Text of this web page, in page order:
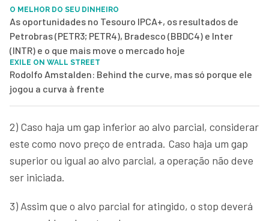
O MELHOR DO SEU DINHEIRO
As oportunidades no Tesouro IPCA+, os resultados de
Petrobras (PETR3; PETR4), Bradesco (BBDC4) e Inter
(INTR) e o que mais move o mercado hoje
EXILE ON WALL STREET
Rodolfo Amstalden: Behind the curve, mas só porque ele
jogou a curva à frente
2) Caso haja um gap inferior ao alvo parcial, considerar
este como novo preço de entrada. Caso haja um gap
superior ou igual ao alvo parcial, a operação não deve
ser iniciada.
3) Assim que o alvo parcial for atingido, o stop deverá